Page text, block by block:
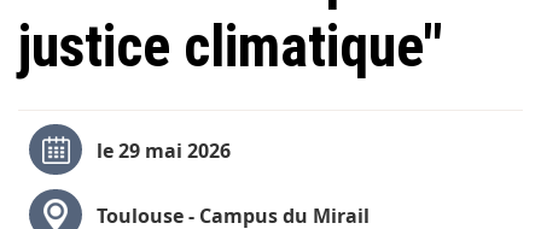
justice climatique"
le 29 mai 2026
Toulouse - Campus du Mirail